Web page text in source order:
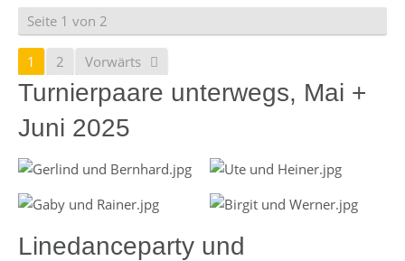
Seite 1 von 2
1 2 Vorwärts
Turnierpaare unterwegs, Mai +
Juni 2025
Linedanceparty und